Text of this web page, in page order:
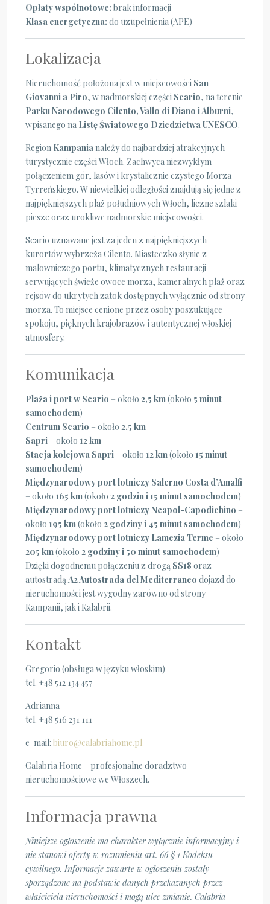
Opłaty wspólnotowe: brak informacji
Klasa energetyczna: do uzupełnienia (APE)
Lokalizacja
Nieruchomość położona jest w miejscowości San
Giovanni a Piro, w nadmorskiej części Scario, na terenie
Parku Narodowego Cilento, Vallo di Diano i Alburni,
wpisanego na Listę Światowego Dziedzictwa UNESCO.
Region Kampanianależy do najbardziej atrakcyjnych
turystycznie części Włoch. Zachwyca niezwykłym
połączeniem gór, lasów i krystalicznie czystego Morza
Tyrreńskiego. W niewielkiej odległości znajdują się jedne z
najpiękniejszych plaż południowych Włoch, liczne szlaki
piesze oraz urokliwe nadmorskie miejscowości.
Scario uznawane jest za jeden z najpiękniejszych
kurortów wybrzeża Cilento. Miasteczko słynie z
malowniczego portu, klimatycznych restauracji
serwujących świeże owoce morza, kameralnych plaż oraz
rejsów do ukrytych zatok dostępnych wyłącznie od strony
morza. To miejsce cenione przez osoby poszukujące
spokoju, pięknych krajobrazów i autentycznej włoskiej
atmosfery.
Komunikacja
Plaża i port w Scario – około 2,5 km(około 5 minut
samochodem)
Centrum Scario – około 2,5 km
Sapri – około 12 km
Stacja kolejowa Sapri – około 12 km(około 15 minut
samochodem)
Międzynarodowy port lotniczy Salerno Costa d’Amalfi
– około 165 km(około 2 godzin i 15 minut samochodem)
Międzynarodowy port lotniczy Neapol-Capodichino –
około 195 km(około 2 godziny i 45 minut samochodem)
Międzynarodowy port lotniczy Lamezia Terme – około
205 km(około 2 godziny i 50 minut samochodem)
Dzięki dogodnemu połączeniu z drogą SS18 oraz
autostradąA2 Autostrada del Mediterraneo dojazd do
nieruchomości jest wygodny zarówno od strony
Kampanii, jak i Kalabrii.
Kontakt
Gregorio (obsługa w języku włoskim)
tel. +48 512 134 457
Adrianna
tel. +48 516 231 111
e-mail: biuro@calabriahome.pl
Calabria Home – profesjonalne doradztwo
nieruchomościowe we Włoszech.
Informacja prawna
Niniejsze ogłoszenie ma charakter wyłącznie informacyjny i
nie stanowi oferty w rozumieniu art. 66 § 1 Kodeksu
cywilnego. Informacje zawarte w ogłoszeniu zostały
sporządzone na podstawie danych przekazanych przez
właściciela nieruchomości i mogą ulec zmianie. Calabria